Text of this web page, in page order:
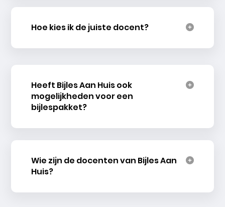
Hoe kies ik de juiste docent?
Heeft Bijles Aan Huis ook
mogelijkheden voor een
bijlespakket?
Wie zijn de docenten van Bijles Aan
Huis?